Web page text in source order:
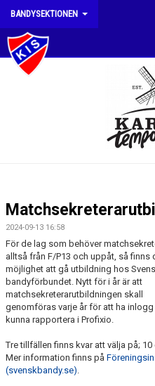
BANDYSEKTIONEN
HEM
KONTAKT
2024-09-13 16:58
För de lag som behöver
alltså från F/P13 och uppåt, så finns
möjlighet att gå utbildning hos
bandyförbundet. Nytt för i år är att
matchsekreterarutbildningen skall
genomföras varje år för att ha inlogg
kunna rapportera i Profixio.
Tre tillfällen finns kvar att välja på;
Mer information finns på
(svenskbandy.se).